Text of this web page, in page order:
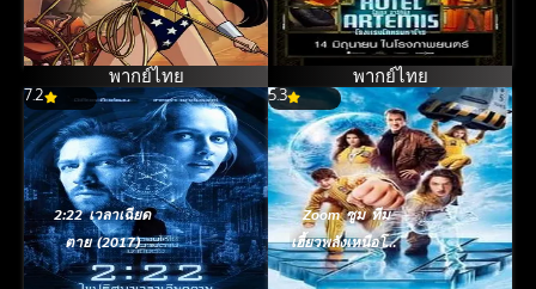
Edition วันเดอร์
วูแมน ฉบับย้อน
รำลึกสาวน้อย
มหัศจรรย์ (2009)
พากย์ไทย
โจร (2018)
พากย์ไทย
7.2
2:22 เวลาเฉียด
ตาย (2017)
5.3
Zoom ซูม ทีม
เฮี้ยวพลังเหนือโลก
(2006)